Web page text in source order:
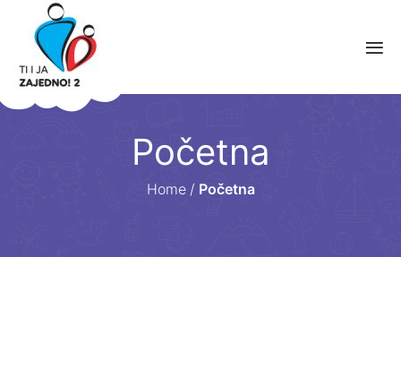
Početna
Home / Početna